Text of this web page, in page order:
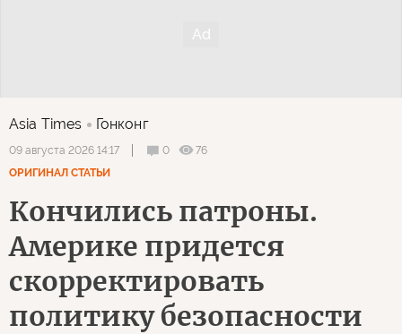
Asia Times Гонконг
09 августа 2026 14:17 0
76
ОРИГИНАЛ СТАТЬИ
Кончились патроны.
Америке придется
скорректировать
политику безопасности